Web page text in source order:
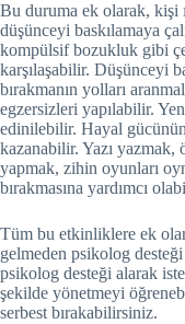
Bu duruma ek olarak, kişi
düşünceyi baskılamaya
kompülsif bozukluk gibi
karşılaşabilir. Düşünceyi
bırakmanın yolları
egzersizleri yapılabilir.
edinilebilir. Hayal
kazanabilir. Yazı
yapmak, zihin oyunları
bırakmasına yardımcı
Tüm bu etkinliklere ek
gelmeden psikolog
psikolog desteği alarak
şekilde yönetmeyi
serbest bırakabilirsiniz.